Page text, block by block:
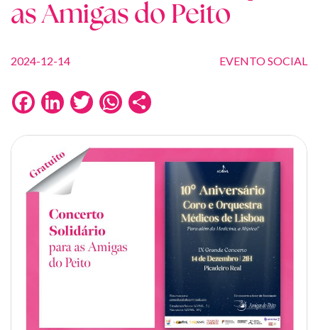
as Amigas do Peito
EVENTO SOCIAL
2024-12-14
FacebookLinkedInTwitter WhatsApp